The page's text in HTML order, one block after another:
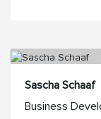
Sascha Schaaf
Business